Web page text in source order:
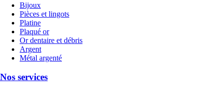
Bijoux
Pièces et lingots
Platine
Plaqué or
Or dentaire et débris
Argent
Métal argenté
Nos services